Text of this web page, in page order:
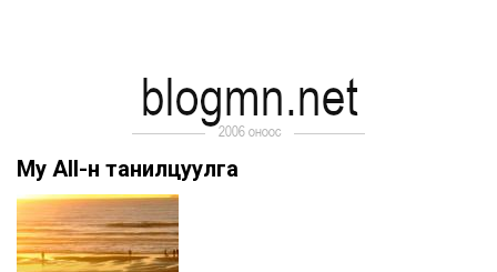
My All-н танилцуулга